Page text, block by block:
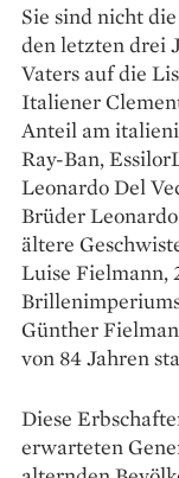
Sie sind nicht
den letzten drei
Vaters auf die
Italiener
Anteil am
Ray-Ban,
Leonardo Del
Brüder
ältere
Luise Fielmann,
Günther
von 84 Jahren
Diese
erwarteten